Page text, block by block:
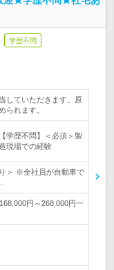
学歴不問
していただきます。原
られます。
学歴不問】＜必須＞製
現場での経験
＞ ※全社員が自動車で
円～268,000円一